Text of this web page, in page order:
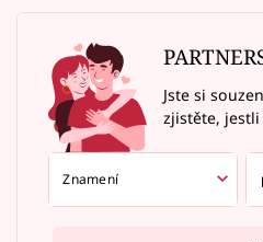
Jste si
zjistěte,